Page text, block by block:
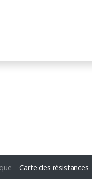
Carte des résistances